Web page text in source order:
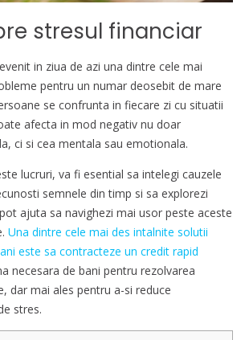
stresul financiar
in ziua de azi una dintre cele mai
pentru un numar deosebit de mare
se confrunta in fiecare zi cu situatii
afecta in mod negativ nu doar
ci si cea mentala sau emotionala.
lucruri, va fi esential sa intelegi cauzele
semnele din timp si sa explorezi
ajuta sa navighezi mai usor peste aceste
Una dintre cele mai des intalnite solutii
este sa contracteze un credit rapid
necesara de bani pentru rezolvarea
dar mai ales pentru a-si reduce
stres.